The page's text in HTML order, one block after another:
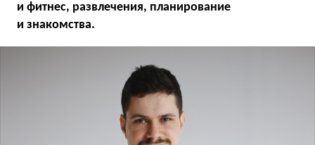
и фитнес, развлечения, планирование
и знакомства.